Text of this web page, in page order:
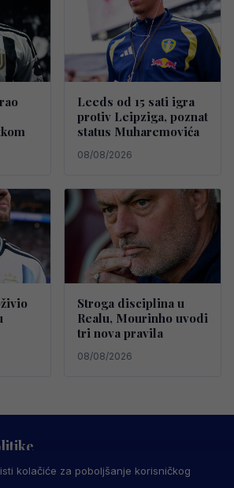
Leeds od 15 sati igra
protiv Leipziga, poznat
status Muharemovića
08/08/2026
Stroga disciplina u
Realu, Mourinho uvodi
tri nova pravila
08/08/2026
MARKETING
USLOVI KORIŠTENJA
kolačiće za poboljšanje korisničkog